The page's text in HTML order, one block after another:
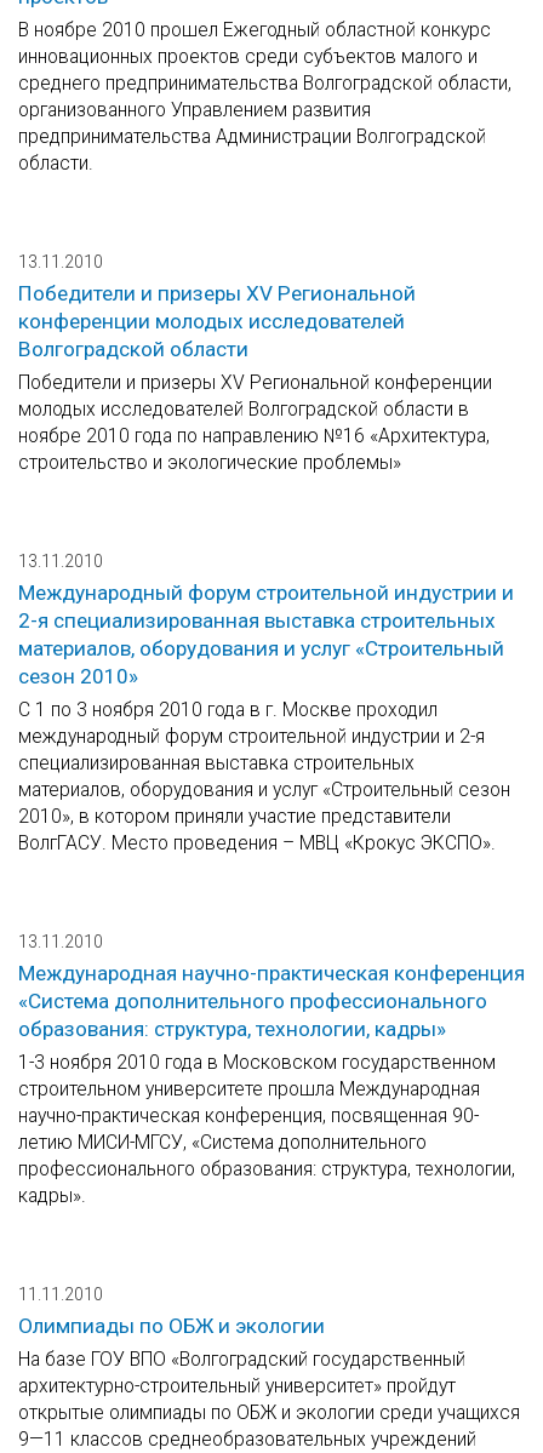
В ноябре 2010 прошел Ежегодный областной конкурс
инновационных проектов среди субъектов малого и
среднего предпринимательства Волгоградской области,
организованного Управлением развития
предпринимательства Администрации Волгоградской
области.
13.11.2010
Победители и призеры XV Региональной
конференции молодых исследователей
Волгоградской области
Победители и призеры XV Региональной конференции
молодых исследователей Волгоградской области в
ноябре 2010 года по направлению №16 «Архитектура,
строительство и экологические проблемы»
13.11.2010
Международный форум строительной индустрии и
2-я специализированная выставка строительных
материалов, оборудования и услуг «Строительный
сезон 2010»
С 1 по 3 ноября 2010 года в г. Москве проходил
международный форум строительной индустрии и 2-я
специализированная выставка строительных
материалов, оборудования и услуг «Строительный сезон
2010», в котором приняли участие представители
ВолгГАСУ. Место проведения – МВЦ «Крокус ЭКСПО».
13.11.2010
Международная научно-практическая конференция
«Система дополнительного профессионального
образования: структура, технологии, кадры»
1-3 ноября 2010 года в Московском государственном
строительном университете прошла Международная
научно-практическая конференция, посвященная 90-
летию МИСИ-МГСУ, «Система дополнительного
профессионального образования: структура, технологии,
кадры».
11.11.2010
Олимпиады по ОБЖ и экологии
На базе ГОУ ВПО «Волгоградский государственный
архитектурно-строительный университет» пройдут
открытые олимпиады по ОБЖ и экологии среди учащихся
9—11 классов среднеобразовательных учреждений